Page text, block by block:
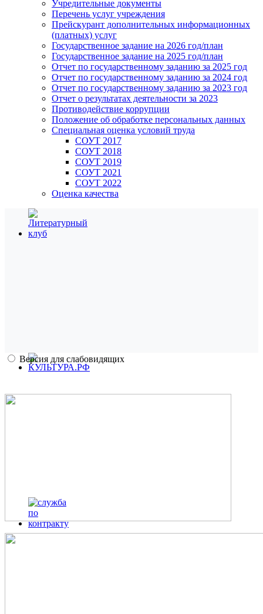
Учредительные документы
Перечень услуг учреждения
Прейскурант дополнительных информационных
(платных) услуг
Государственное задание на 2026 год/план
Государственное задание на 2025 год/план
Отчет по государственному заданию за 2025 год
Отчет по государственному заданию за 2024 год
Отчет по государственному заданию за 2023 год
Отчет о результатах деятельности за 2023
Противодействие коррупции
Положение об обработке персональных данных
Специальная оценка условий труда
СОУТ 2017
СОУТ 2018
СОУТ 2019
СОУТ 2021
СОУТ 2022
Оценка качества
Версия для слабовидящих